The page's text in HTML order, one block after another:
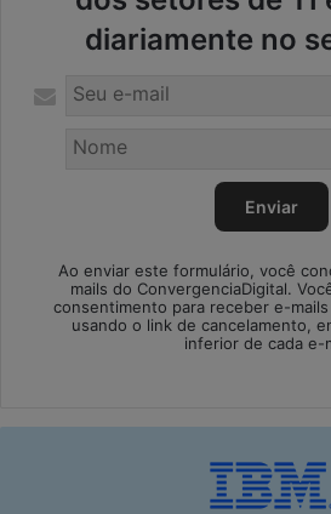
diariamente no
Ao enviar este formulário, você
mails do ConvergenciaDigital.
consentimento para receber e-
usando o link de cancelamento,
inferior de cada e-